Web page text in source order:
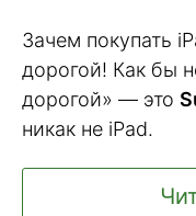
Зачем покупать
дорогой! Как бы
дорогой» — это
никак не iPad.